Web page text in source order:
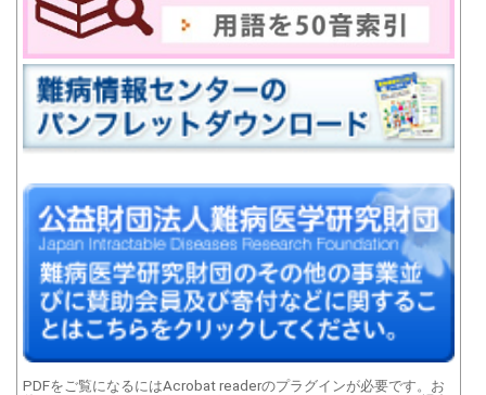
PDFをご覧になるにはAcrobat readerのプラグインが必要です。お